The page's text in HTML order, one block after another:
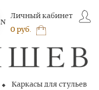
Личный кабинет
0 руб.
Каркасы для стульев